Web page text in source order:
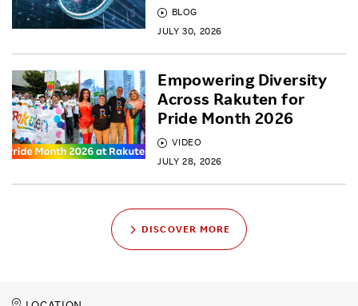
BLOG
JULY 30, 2026
VIDEO
JULY 28, 2026
Empowering Diversity
Across Rakuten for
Pride Month 2026
DISCOVER MORE